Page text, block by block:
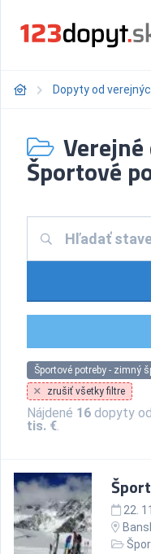
Dopyty od
Športové
Športové potreby - zimný
zrušiť všetky filtre
Nájdené 16 dopyty
tis. €.
22.